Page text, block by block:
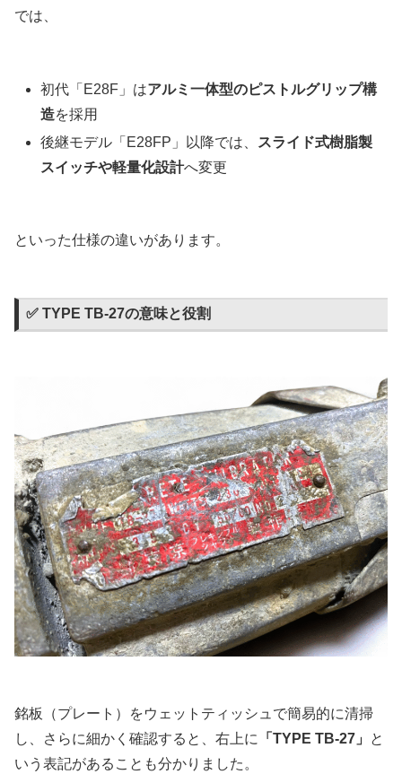
では、
初代「E28F」はアルミ一体型のピストルグリップ構
造を採用
後継モデル「E28FP」以降では、
スライド式樹脂製
スイッチや軽量化設計へ変更
といった仕様の違いがあります。
✅ TYPE TB-27の意味と役割
銘板（プレート）をウェットティッシュで簡易的に清掃
し、さらに細かく確認すると、右上に
「TYPE TB-27」
と
いう表記があることも分かりました。